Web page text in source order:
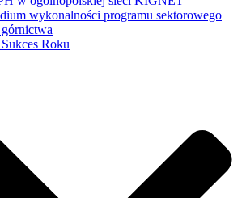
wykonalności programu sektorowego
Roku